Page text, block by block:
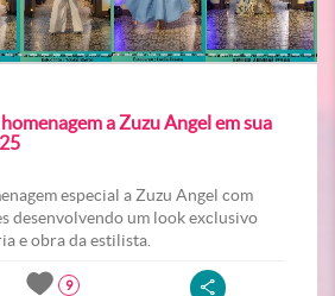
a Zuzu Angel em sua
especial a Zuzu Angel com
desenvolvendo um look exclusivo
e obra da estilista.
9